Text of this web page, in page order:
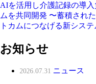
AIを活用し介護記録の導
ムを共同開発 〜蓄積され
トカムにつなげる新シス
お知らせ
2026.07.31 ニュース